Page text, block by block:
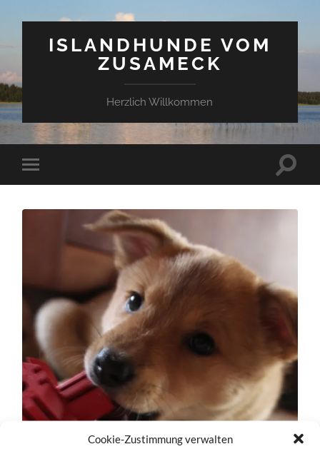
Cookie-Zustimmung verwalten
ISLANDHUNDE VOM
ZUSAMECK
Herzlich Willkommen
Mobile-
Menü